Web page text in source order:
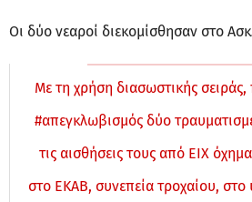
Οι δύο νεαροί διεκομίσθησαν στο
Με τη χρήση διασωστικής
#απεγκλωβισμόςδύο
τις αισθήσεις τους από ΕΙΧ
στο ΕΚΑΒ, συνεπεία τροχαίου,